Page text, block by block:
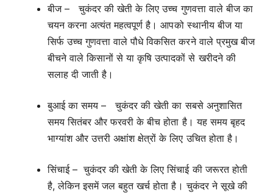
बीज – चुकंदर की खेती के लिए उच्च गुणवत्ता वाले बीज का
चयन करना अत्यंत महत्वपूर्ण है। आपको स्थानीय बीज या
सिर्फ उच्च गुणवत्ता वाले पौधे विकसित करने वाले प्रमुख बीज
बीचने वाले किसानों से या कृषि उत्पादकों से खरीदने की
सलाह दी जाती है।
बुआई का समय – चुकंदर की खेती का सबसे अनुशासित
समय सितंबर और फरवरी के बीच होता है। यह समय बृहद
भाग्यांश और उत्तरी अक्षांश क्षेत्रों के लिए उचित होता है।
सिंचाई – चुकंदर की खेती के लिए सिंचाई की जरूरत होती
है, लेकिन इसमें जल बहुत खर्च होता है। चुकंदर ने सूखे की